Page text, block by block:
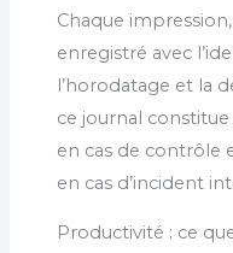
Chaque
enregistré avec
l’horodatage et la
ce journal
en cas de contrôle
en cas d’incident
Productivité : ce